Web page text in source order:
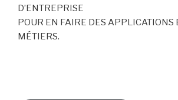
D’ENTREPRISE
POUR EN FAIRE DES APPLICATIONS
MÉTIERS.